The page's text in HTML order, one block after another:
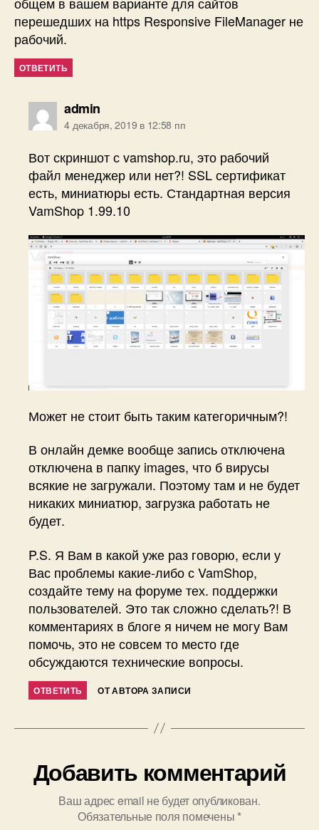
перешедших на https Responsive FileManager не
рабочий.
ОТВЕТИТЬ
adminпишет:
4 декабря, 2019 в 12:58 пп
Вот скриншот с vamshop.ru, это рабочий
файл менеджер или нет?! SSL сертификат
есть, миниатюры есть. Стандартная версия
VamShop 1.99.10
Может не стоит быть таким категоричным?!
В онлайн демке вообще запись отключена
отключена в папку images, что б вирусы
всякие не загружали. Поэтому там и не будет
никаких миниатюр, загрузка работать не
будет.
P.S. Я Вам в какой уже раз говорю, если у
Вас проблемы какие-либо с VamShop,
создайте тему на форуме тех. поддержки
пользователей. Это так сложно сделать?! В
комментариях в блоге я ничем не могу Вам
помочь, это не совсем то место где
обсуждаются технические вопросы.
ОТВЕТИТЬ ОТ АВТОРА ЗАПИСИ
Добавить комментарий
Ваш адрес email не будет опубликован.
Обязательные поля помечены *